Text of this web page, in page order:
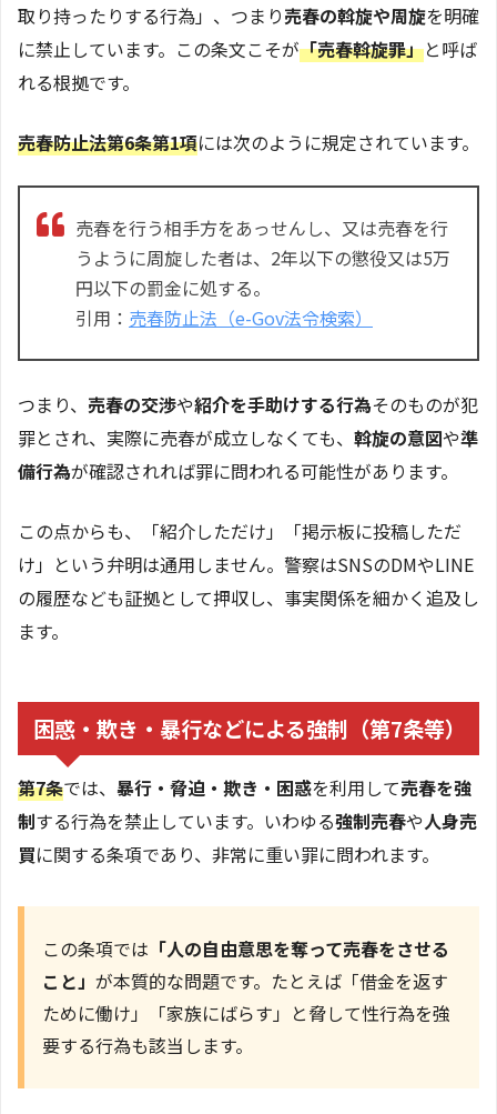
取り持ったりする行為」、つまり売春の斡旋や周旋を明確
に禁止しています。この条文こそが「売春斡旋罪」と呼ば
れる根拠です。
売春防止法第6条第1項には次のように規定されています。
売春を行う相手方をあっせんし、又は売春を行
うように周旋した者は、2年以下の懲役又は5万
円以下の罰金に処する。
引用： 売春防止法（e-Gov法令検索）
つまり、 売春の交渉や紹介を手助けする行為そのものが犯
罪とされ、実際に売春が成立しなくても、 斡旋の意図や準
備行為が確認されれば罪に問われる可能性があります。
この点からも、「紹介しただけ」「掲示板に投稿しただ
け」という弁明は通用しません。警察はSNSのDMやLINE
の履歴なども証拠として押収し、事実関係を細かく追及し
ます。
困惑・欺き・暴行などによる強制（第7条等）
第7条では、 暴行・脅迫・欺き・困惑を利用して売春を強
制する行為を禁止しています。いわゆる強制売春や人身売
買に関する条項であり、非常に重い罪に問われます。
この条項では 「人の自由意思を奪って売春をさせる
こと」 が本質的な問題です。たとえば「借金を返す
ために働け」「家族にばらす」と脅して性行為を強
要する行為も該当します。